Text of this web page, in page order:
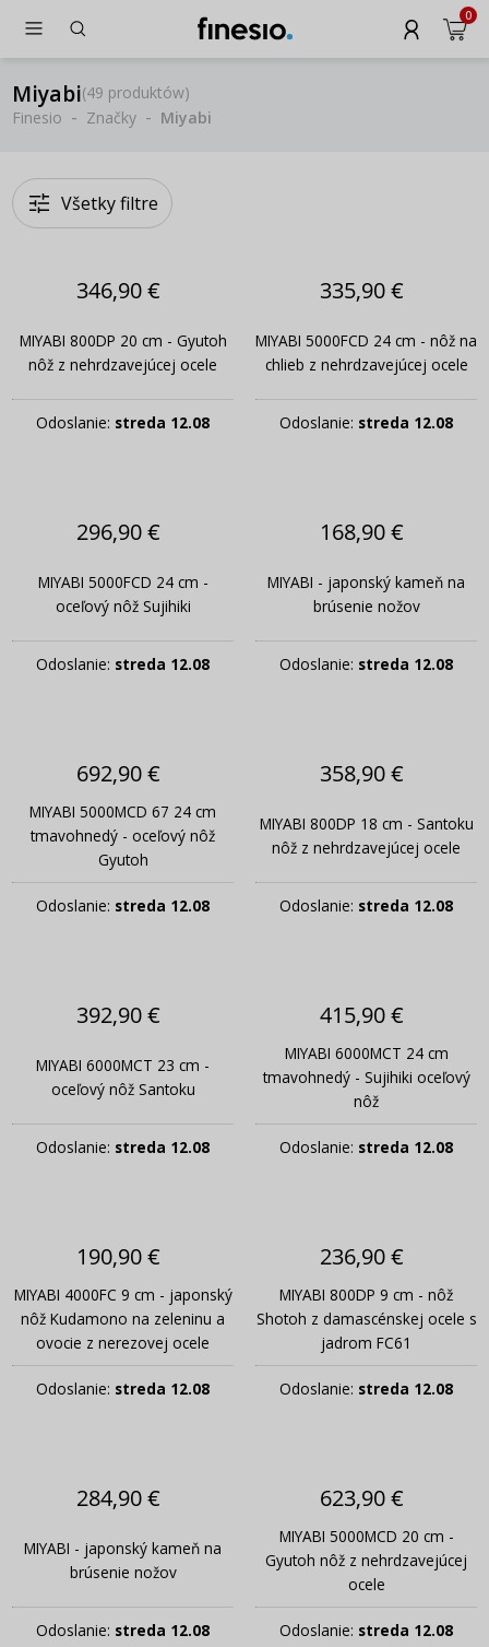
0
Miyabi(49 produktów)
Finesio
Značky Miyabi
Všetky filtre
346,90 €
MIYABI 800DP 20 cm - Gyutoh
nôž z nehrdzavejúcej ocele
Odoslanie: streda 12.08
335,90 €
MIYABI 5000FCD 24 cm - nôž na
chlieb z nehrdzavejúcej ocele
Odoslanie: streda 12.08
296,90 €
MIYABI 5000FCD 24 cm -
oceľový nôž Sujihiki
Odoslanie: streda 12.08
168,90 €
MIYABI - japonský kameň na
brúsenie nožov
Odoslanie: streda 12.08
692,90 €
MIYABI 5000MCD 67 24 cm
tmavohnedý - oceľový nôž
Gyutoh
Odoslanie: streda 12.08
358,90 €
MIYABI 800DP 18 cm - Santoku
nôž z nehrdzavejúcej ocele
Odoslanie: streda 12.08
392,90 €
MIYABI 6000MCT 23 cm -
oceľový nôž Santoku
Odoslanie: streda 12.08
415,90 €
MIYABI 6000MCT 24 cm
tmavohnedý - Sujihiki oceľový
nôž
Odoslanie: streda 12.08
190,90 €
MIYABI 4000FC 9 cm - japonský
nôž Kudamono na zeleninu a
ovocie z nerezovej ocele
Odoslanie: streda 12.08
236,90 €
MIYABI 800DP 9 cm - nôž
Shotoh z damascénskej ocele s
jadrom FC61
Odoslanie: streda 12.08
284,90 €
MIYABI - japonský kameň na
brúsenie nožov
Odoslanie: streda 12.08
623,90 €
MIYABI 5000MCD 20 cm -
Gyutoh nôž z nehrdzavejúcej
ocele
Odoslanie: streda 12.08